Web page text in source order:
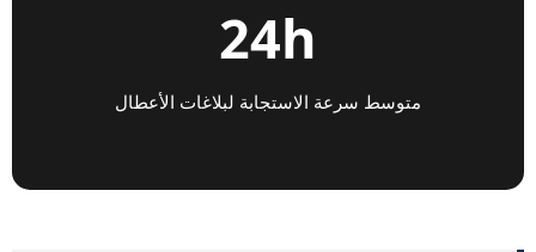
24h
متوسط سرعة الاستجابة لبلاغات الأعطال